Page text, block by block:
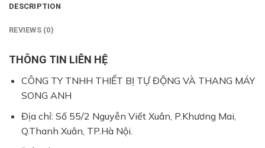
DESCRIPTION
REVIEWS (0)
THÔNG TIN LIÊN HỆ
CÔNG TY TNHH THIẾT BỊ TỰ ĐỘNG VÀ THANG MÁY
SONG ANH
Địa chỉ: Số 55/2 Nguyễn Viết Xuân, P.Khương Mai,
Q.Thanh Xuân, TP.Hà Nội.